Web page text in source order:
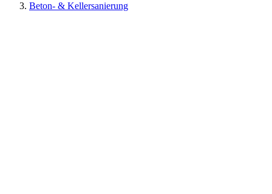
Beton- & Kellersanierung